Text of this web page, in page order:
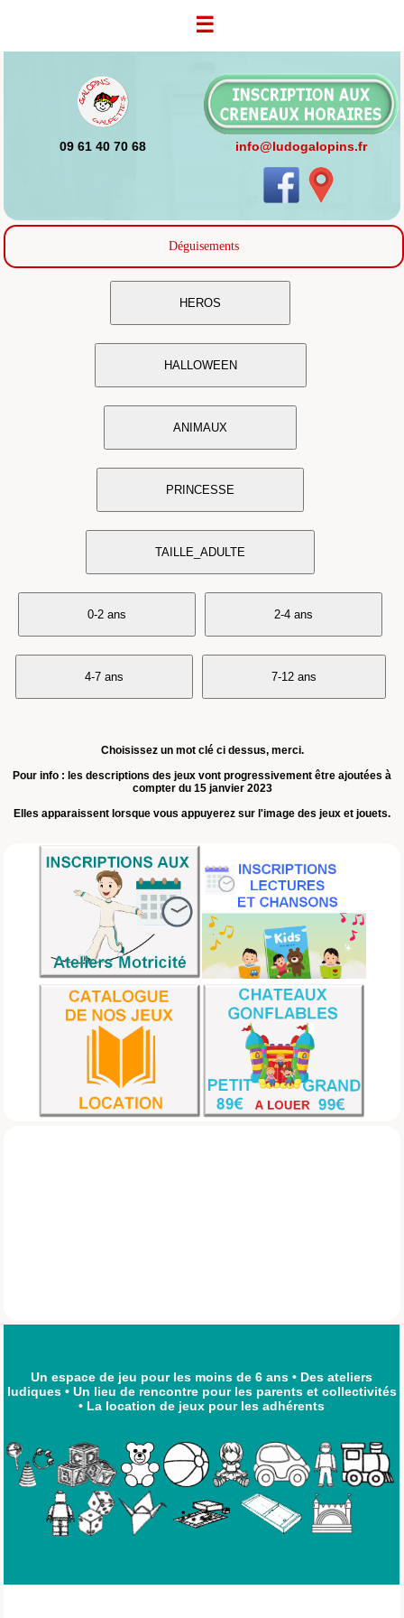
☰
09 61 40 70 68 info@ludogalopins.fr
Déguisements
HEROS
HALLOWEEN
ANIMAUX
PRINCESSE
TAILLE_ADULTE
0-2 ans 2-4 ans
4-7 ans 7-12 ans
Choisissez un mot clé ci dessus, merci.
Pour info : les descriptions des jeux vont progressivement être ajoutées à
compter du 15 janvier 2023
Elles apparaissent lorsque vous appuyerez sur l'image des jeux et jouets.
Un espace de jeu pour les moins de 6 ans• Des ateliers
ludiques •Un lieu de rencontre pour les parents et collectivités
• La location de jeux pour les adhérents